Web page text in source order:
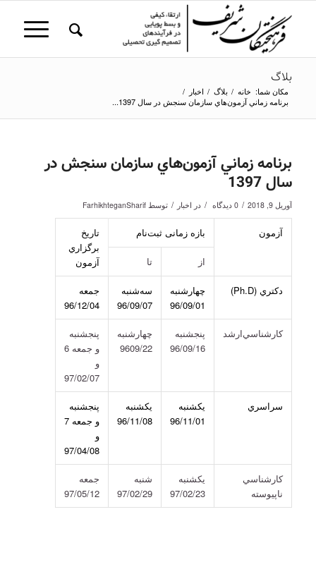
بلاگ
مکان شما: خانه / بلاگ / اخبار /
برنامه زماني آزمون‌هاي سازمان سنجش در سال 1397...
برنامه زماني آزمون‌هاي سازمان سنجش در
سال 1397
آوریل 9, 2018 / 0 دیدگاه / در اخبار / توسط FarhikhteganSharif
آزمون بازه زمانی ثبت‌نام
تاریخ
برگزاري
آزمون
از تا
دكتري (Ph.D)
چهار‌شنبه
96/09/01
سه‌شنبه
96/09/07
جمعه
96/12/04
كارشناسي‌ارشد
پنجشنبه
96/09/16
چهار‌شنبه
9609/22
پنجشنبه
و جمعه 6
و
97/02/07
سراسري
يكشنبه
96/11/01
يكشنبه
96/11/08
پنجشنبه
و جمعه 7
و
97/04/08
كارشناسي
ناپيوسته
یکشنبه
97/02/23
شنبه
97/02/29
جمعه
97/05/12